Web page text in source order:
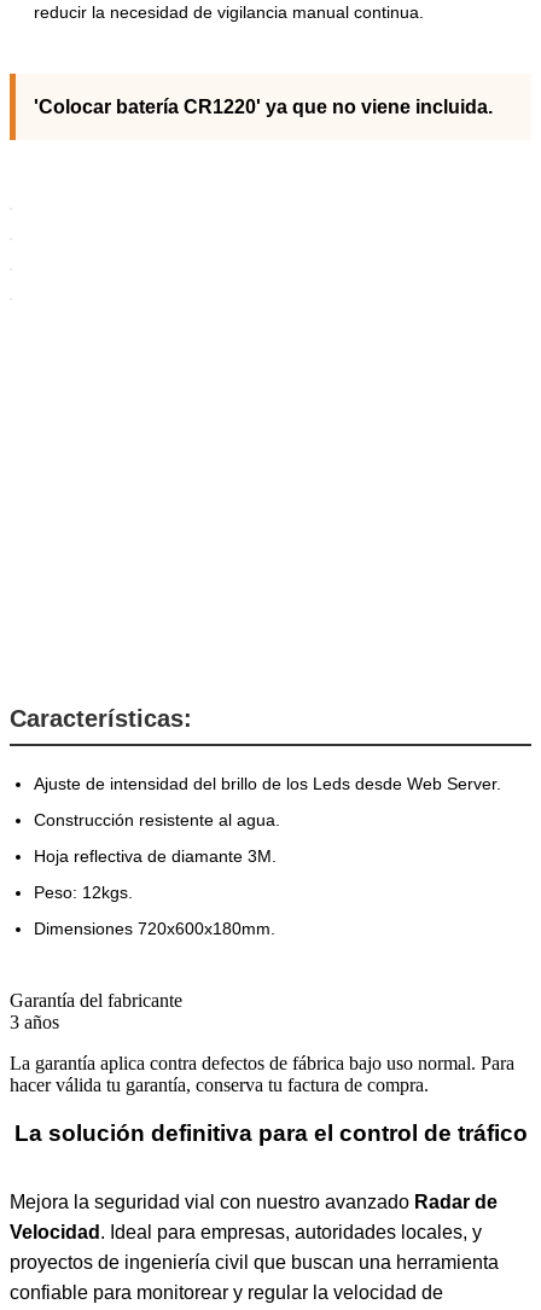
reducir la necesidad de vigilancia manual continua.
'Colocar batería CR1220' ya que no viene incluida.
Características:
Ajuste de intensidad del brillo de los Leds desde Web Server.
Construcción resistente al agua.
Hoja reflectiva de diamante 3M.
Peso: 12kgs.
Dimensiones 720x600x180mm.
Garantía del fabricante
3 años
La garantía aplica contra defectos de fábrica bajo uso normal. Para
hacer válida tu garantía, conserva tu factura de compra.
La solución definitiva para el control de tráfico
Mejora la seguridad vial con nuestro avanzado Radar de
Velocidad . Ideal para empresas, autoridades locales, y
proyectos de ingeniería civil que buscan una herramienta
confiable para monitorear y regular la velocidad de